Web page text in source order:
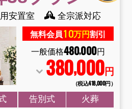
安置室 全宗派対応
無料会員10万円割引
一般価格480,000円
380,000円
（税込418,000円）
告別式 火葬